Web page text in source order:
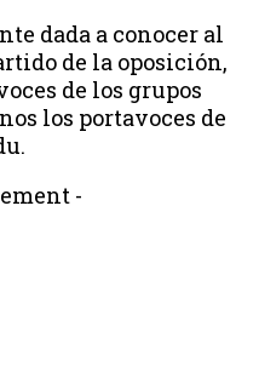
dada a conocer al
de la oposición,
de los grupos
los portavoces de
-